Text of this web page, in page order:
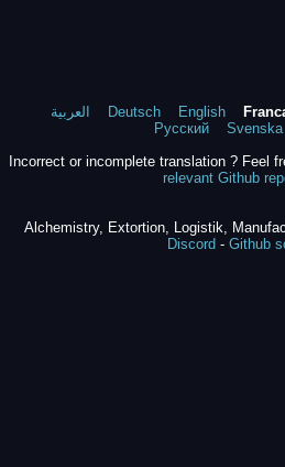
العربية Deutsch English
Русский
Svenska
Incorrect or incomplete translation ? Feel
relevant Github
Alchemistry, Extortion, Logistik,
Discord - Github